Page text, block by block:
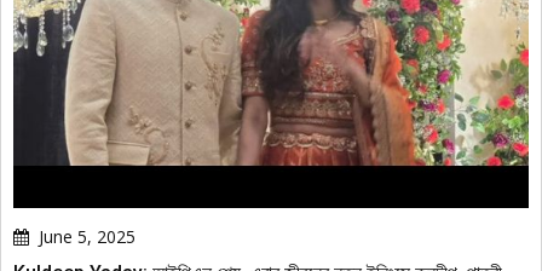
June 5, 2025